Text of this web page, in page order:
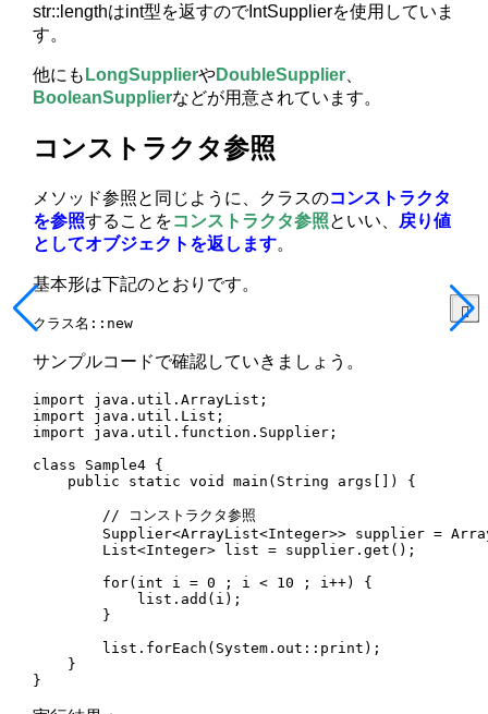
str::lengthはint型を返すのでIntSupplierを使用していま
す。
他にも LongSupplierやDoubleSupplier
BooleanSupplierなどが用意されています。
コンストラクタ参照
メソッド参照と同じように、クラスのコンストラクタ
を参照することをコンストラクタ参照といい、 戻り値
としてオブジェクトを返します。
基本形は下記のとおりです。
クラス名::new
サンプルコードで確認していきましょう。
import java.util.ArrayList;
import java.util.List;
import java.util.function.Supplier;
class Sample4 {
    public static void main(String args[]) {
        // コンストラクタ参照
Supplier<ArrayList<Integer>> supplier =
        List<Integer> list = supplier.get();
        for(int i = 0 ; i < 10 ; i++) {
            list.add(i);
        }
        list.forEach(System.out::print);
    }
}